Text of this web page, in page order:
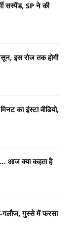
सस्पेंड, SP ने की
इस रोज तक होगी
का इंस्टा वीडियो,
आज क्या कहता है
गलौज, गुस्से में फरसा